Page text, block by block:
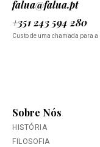
falua@falua.pt
+351 243 594 280
Custo de uma chamada para a
Sobre Nós
HISTÓRIA
FILOSOFIA